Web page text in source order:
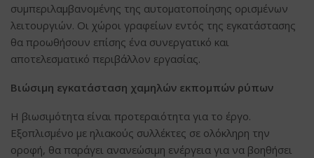
συμπεριλαμβανομένης της αυτοματοποίησης ορισμένων
λειτουργιών. Οι χώροι γραφείων εντός της εγκατάστασης
θα προωθήσουν επίσης ένα συνεργατικό και
αποτελεσματικό περιβάλλον εργασίας.
Βιώσιμη εγκατάσταση χαμηλών εκπομπών ρύπων
Η βιωσιμότητα είναι προτεραιότητα για το έργο.
Εξοπλισμένο με ηλιακούς συλλέκτες σε ολόκληρη την
οροφή, θα παράγει ανανεώσιμη ενέργεια για να βοηθήσει